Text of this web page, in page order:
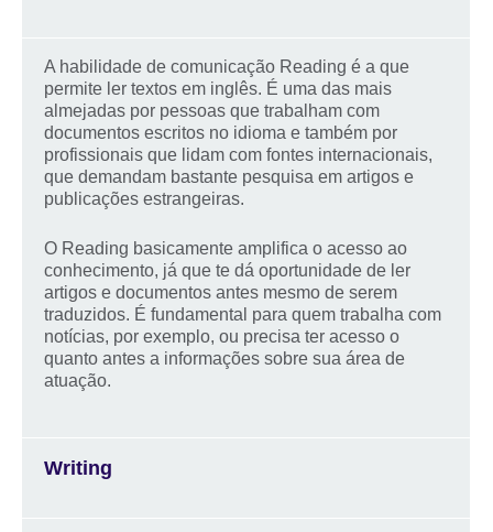
A habilidade de comunicação Reading é a que
permite ler textos em inglês. É uma das mais
almejadas por pessoas que trabalham com
documentos escritos no idioma e também por
profissionais que lidam com fontes internacionais,
que demandam bastante pesquisa em artigos e
publicações estrangeiras.
O Reading basicamente amplifica o acesso ao
conhecimento, já que te dá oportunidade de ler
artigos e documentos antes mesmo de serem
traduzidos. É fundamental para quem trabalha com
notícias, por exemplo, ou precisa ter acesso o
quanto antes a informações sobre sua área de
atuação.
Writing